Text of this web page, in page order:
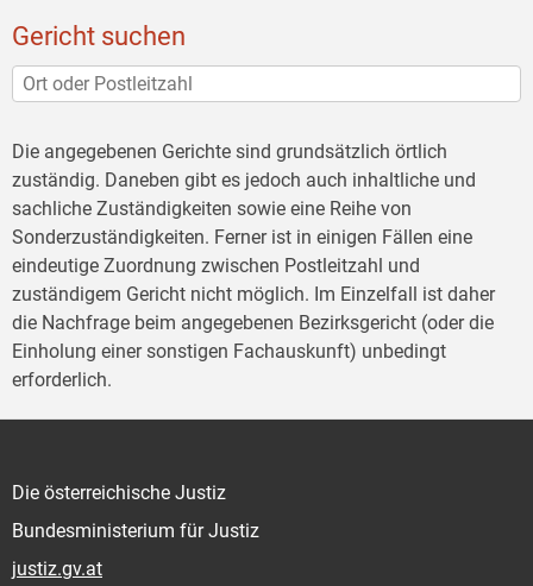
Gericht suchen
Die angegebenen Gerichte sind grundsätzlich örtlich
zuständig. Daneben gibt es jedoch auch inhaltliche und
sachliche Zuständigkeiten sowie eine Reihe von
Sonderzuständigkeiten. Ferner ist in einigen Fällen eine
eindeutige Zuordnung zwischen Postleitzahl und
zuständigem Gericht nicht möglich. Im Einzelfall ist daher
die Nachfrage beim angegebenen Bezirksgericht (oder die
Einholung einer sonstigen Fachauskunft) unbedingt
erforderlich.
Die österreichische Justiz
Bundesministerium für Justiz
justiz.gv.at